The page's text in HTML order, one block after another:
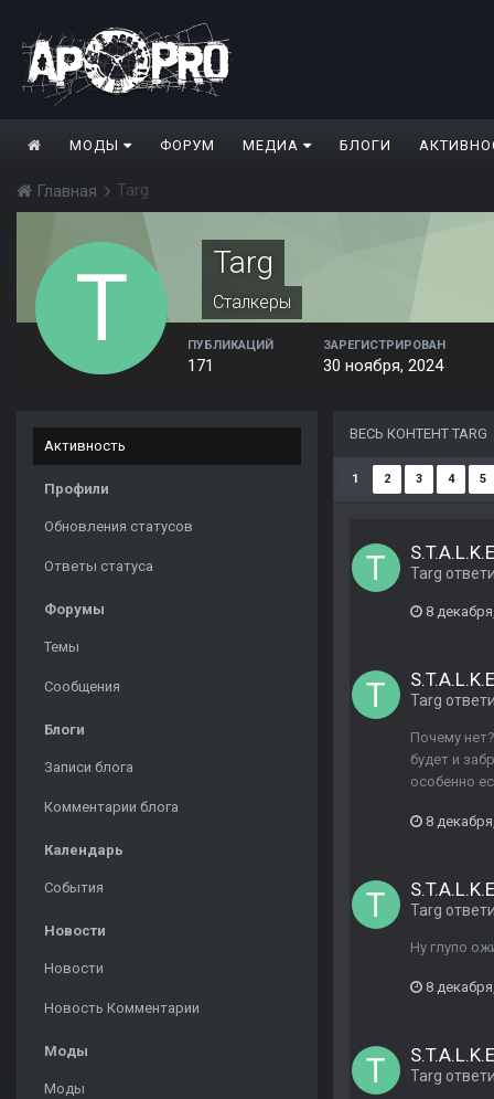
МОДЫ ФОРУМ МЕДИА БЛОГИ
Главная Targ
Targ
Сталкеры
ПУБЛИКАЦИЙ
171
ЗАРЕГИСТРИРОВАН
30 ноября, 2024
Активность
Профили
Обновления статусов
Ответы статуса
Форумы
Темы
Сообщения
Блоги
Записи блога
Комментарии блога
Календарь
События
Новости
Новости
Новость Комментарии
Моды
Моды
ВЕСЬ КОНТЕНТ TARG
1 2 3 4 5
Targ
8
Targ
Почему
будет и
особенно
8
Targ
Ну глупо
8
Targ